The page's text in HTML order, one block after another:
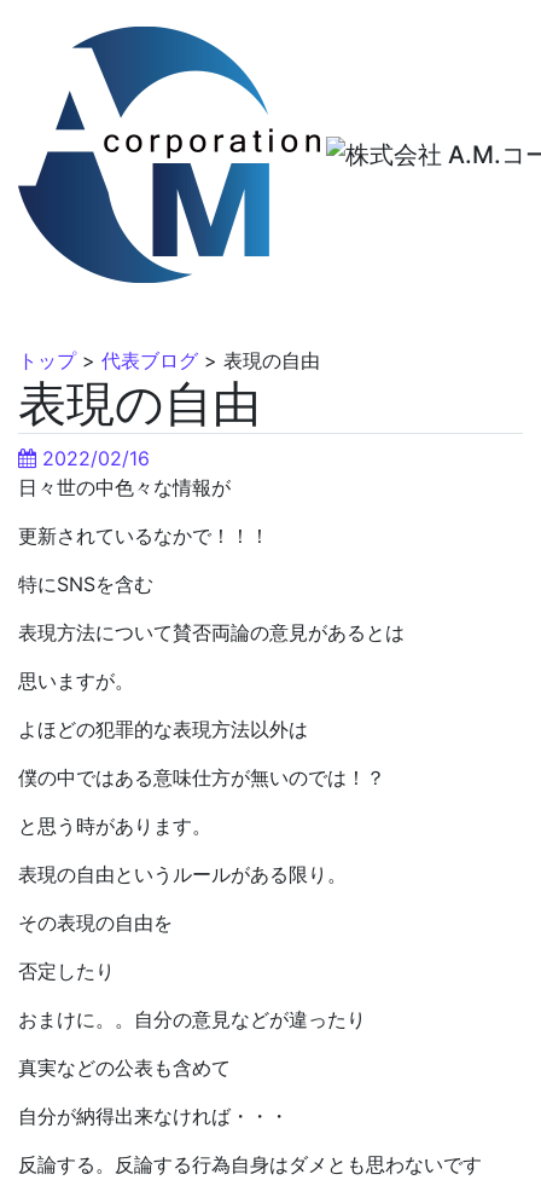
トップ> 代表ブログ > 表現の自由
表現の自由
2022/02/16
日々世の中色々な情報が
更新されているなかで！！！
特にSNSを含む
表現方法について賛否両論の意見があるとは
思いますが。
よほどの犯罪的な表現方法以外は
僕の中ではある意味仕方が無いのでは！？
と思う時があります。
表現の自由というルールがある限り。
その表現の自由を
否定したり
おまけに。。自分の意見などが違ったり
真実などの公表も含めて
自分が納得出来なければ・・・
反論する。反論する行為自身はダメとも思わないです